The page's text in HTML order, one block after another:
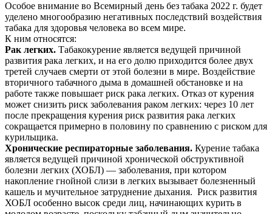
Особое внимание во Всемирный день без табака 2022 г. будет
уделено многообразию негативных последствий воздействия
табака для здоровья человека во всем мире.
К ним относятся:
Рак легких. Табакокурение является ведущей причиной
развития рака легких, и на его долю приходится более двух
третей случаев смерти от этой болезни в мире. Воздействие
вторичного табачного дыма в домашней обстановке и на
работе также повышает риск рака легких. Отказ от курения
может снизить риск заболевания раком легких: через 10 лет
после прекращения курения риск развития рака легких
сокращается примерно в половину по сравнению с риском для
курильщика.
Хронические респираторные заболевания. Курение табака
является ведущей причиной хронической обструктивной
болезни легких (ХОБЛ) — заболевания, при котором
накопление гнойной слизи в легких вызывает болезненный
кашель и мучительное затруднение дыхания. Риск развития
ХОБЛ особенно высок среди лиц, начинающих курить в